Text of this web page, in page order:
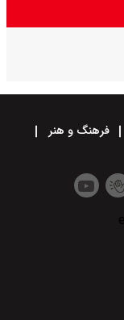
فرهنگ و هنر